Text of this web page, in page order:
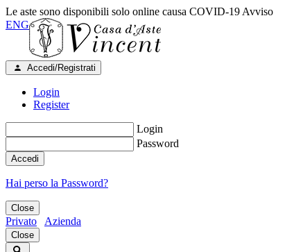
Le aste sono disponibili solo online causa COVID-19 Avviso
ENG
Accedi/Registrati
Login
Register
Login
Password
Accedi
Hai perso la Password?
Close
Privato Azienda
Close